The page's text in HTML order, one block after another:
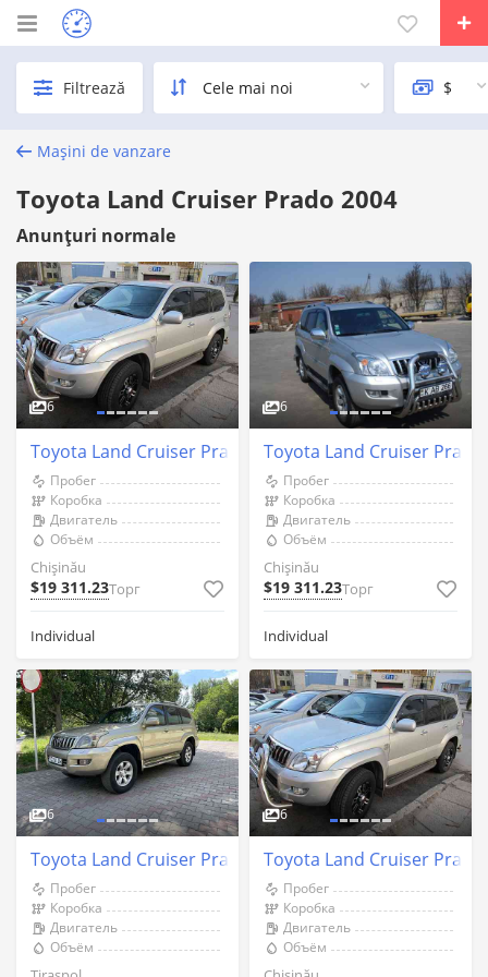
Filtrează
Mașini de vanzare
Toyota Land Cruiser Prado 2004
Anunțuri normale
6
Toyota Land Cruiser Prado 2004 an Chişinău
Пробег
Коробка
Двигатель
Объём
Chişinău
$19 311.23Торг
Individual
6
Toyota Land Cruiser
Пробег
Коробка
Двигатель
Объём
Chişinău
$19 311.23Торг
Individual
6
Toyota Land Cruiser Prado 2004 an Tiraspol
Пробег
Коробка
Двигатель
Объём
6
Toyota Land Cruiser
Пробег
Коробка
Двигатель
Объём